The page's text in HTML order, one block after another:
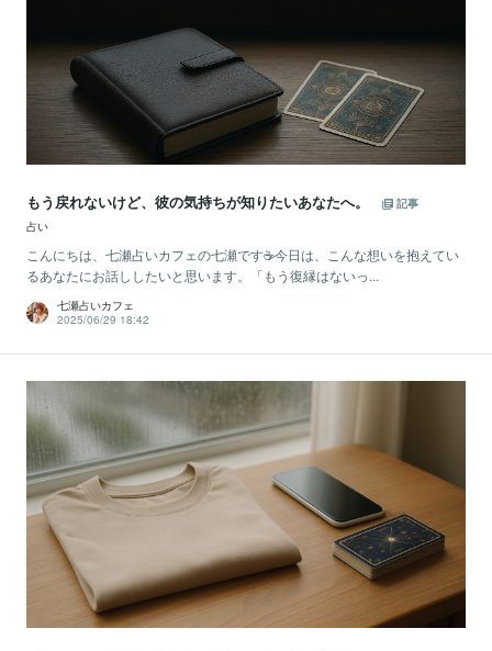
もう戻れないけど、彼の気持ちが知りたいあなたへ。
記事
占い
こんにちは、七瀬占いカフェの七瀬です☕️今日は、こんな想いを抱えてい
るあなたにお話ししたいと思います。「もう復縁はないっ...
七瀬占いカフェ
2025/06/29 18:42